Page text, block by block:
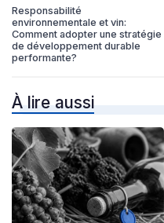
Responsabilité
environnementale et vin:
Comment adopter une stratégie
de développement durable
performante?
À lire aussi